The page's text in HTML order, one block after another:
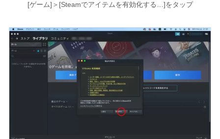
[ゲーム]＞[Steamでアイテムを有効化する…]をタップ